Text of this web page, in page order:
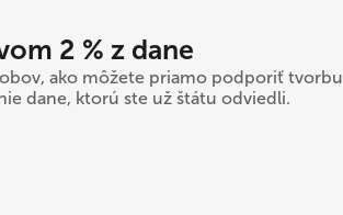
2 % z dane
ako môžete priamo podporiť
dane, ktorú ste už štátu odviedli.